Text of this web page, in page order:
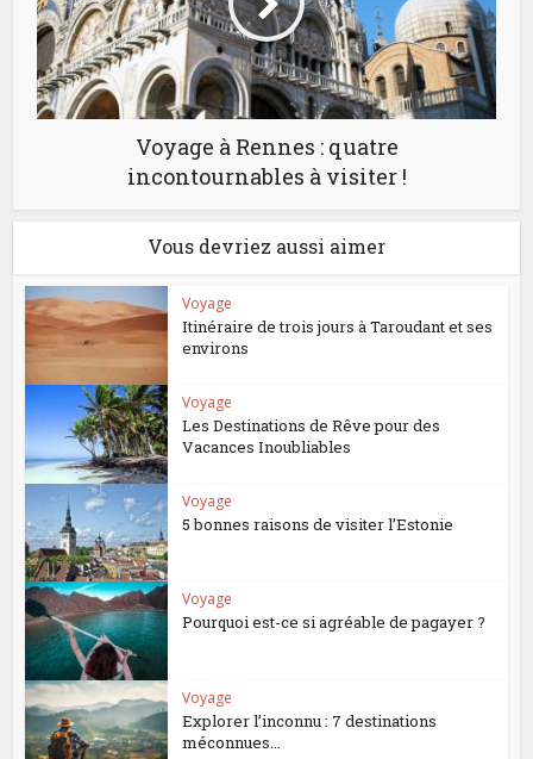
Voyage à Rennes : quatre
incontournables à visiter !
Vous devriez aussi aimer
Voyage
Itinéraire de trois jours à Taroudant et ses
environs
Voyage
Les Destinations de Rêve pour des
Vacances Inoubliables
Voyage
5 bonnes raisons de visiter l’Estonie
Voyage
Pourquoi est-ce si agréable de pagayer ?
Voyage
Explorer l’inconnu : 7 destinations
méconnues...